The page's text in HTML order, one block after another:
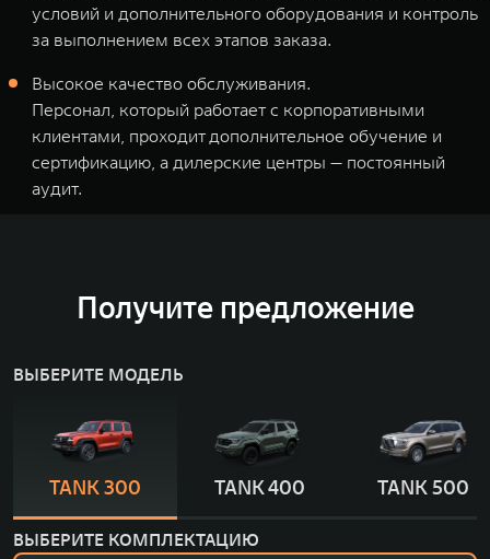
условий и дополнительного оборудования и контроль
за выполнением всех этапов заказа.
Высокое качество обслуживания.
Персонал, который работает с корпоративными
клиентами, проходит дополнительное обучение и
сертификацию, а дилерские центры — постоянный
аудит.
Получите предложение
ВЫБЕРИТЕ МОДЕЛЬ
TANK 300 TANK 400 TANK 500
ВЫБЕРИТЕ КОМПЛЕКТАЦИЮ